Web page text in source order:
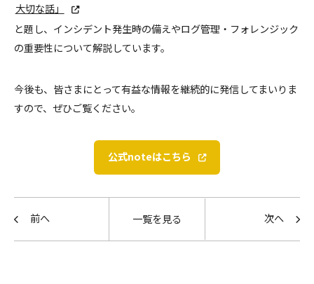
大切な話」
と題し、インシデント発生時の備えやログ管理・フォレンジック
の重要性について解説しています。
今後も、皆さまにとって有益な情報を継続的に発信してまいりま
すので、ぜひご覧ください。
公式noteはこちら
前へ 一覧を見る 次へ